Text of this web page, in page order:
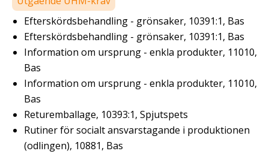
Efterskördsbehandling - grönsaker, 10391:1, Bas
Efterskördsbehandling - grönsaker, 10391:1, Bas
Information om ursprung - enkla produkter, 11010,
Bas
Information om ursprung - enkla produkter, 11010,
Bas
Returemballage, 10393:1, Spjutspets
Rutiner för socialt ansvarstagande i produktionen
(odlingen), 10881, Bas